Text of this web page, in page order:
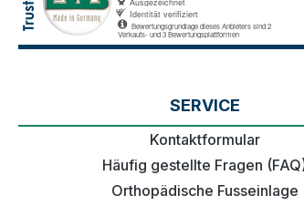
SERVICE
Kontaktformular
Häufig gestellte Fragen
Orthopädische Fusseinlage